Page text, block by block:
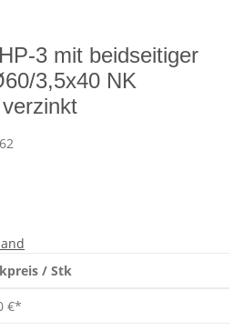
3 mit beidseitiger
3,5x40 NK
/ Stk
€*